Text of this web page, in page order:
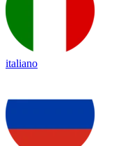
italiano